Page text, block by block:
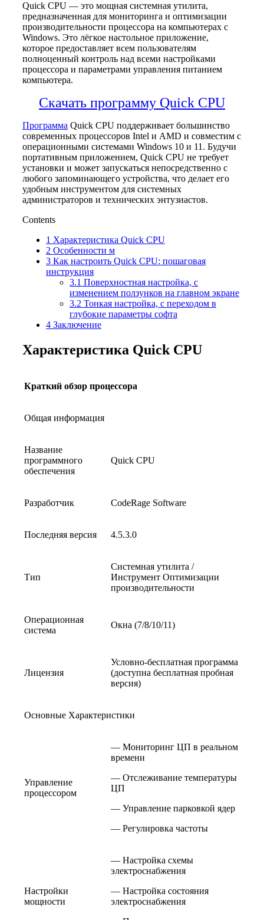
Quick CPU — это мощная системная утилита,
предназначенная для мониторинга и оптимизации
производительности процессора на компьютерах с
Windows. Это лёгкое настольное приложение,
которое предоставляет всем пользователям
полноценный контроль над всеми настройками
процессора и параметрами управления питанием
компьютера.
Скачать программу Quick CPU
Программа Quick CPU поддерживает большинство
современных процессоров Intel и AMD и совместим с
операционными системами Windows 10 и 11. Будучи
портативным приложением, Quick CPU не требует
установки и может запускаться непосредственно с
любого запоминающего устройства, что делает его
удобным инструментом для системных
администраторов и технических энтузиастов.
Contents
1 Характеристика Quick CPU
2 Особенности м
3 Как настроить Quick CPU: пошаговая
инструкция
3.1 Поверхностная настройка, с
изменением ползунков на главном экране
3.2 Тонкая настройка, с переходом в
глубокие параметры софта
4 Заключение
Характеристика Quick CPU
Краткий обзор процессора
Общая информация
Название
программного
обеспечения
Quick CPU
Разработчик CodeRage Software
Последняя версия 4.5.3.0
Тип
Системная утилита /
Инструмент Оптимизации
производительности
Операционная
система
Окна (7/8/10/11)
Лицензия
Условно-бесплатная программа
(доступна бесплатная пробная
версия)
Основные Характеристики
Управление
процессором
— Мониторинг ЦП в реальном
времени
— Отслеживание температуры
ЦП
— Управление парковкой ядер
— Регулировка частоты
Настройки
мощности
— Настройка схемы
электроснабжения
— Настройка состояния
электроснабжения